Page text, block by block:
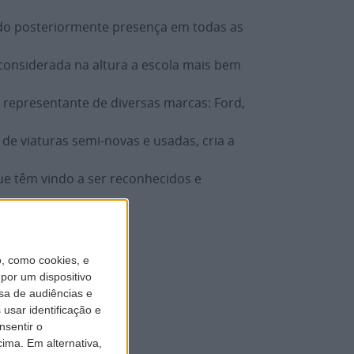
como cookies, e
um dispositivo
de audiências e
identificação e
o
Em alternativa,
posteriormente presença em todas as
na altura a escola mais bem
de diversas marcas: Ford,
viaturas semi-novas e usadas, cria a
têm vindo a ser reconhecidos e